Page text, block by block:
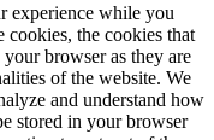
experience while you
cookies, the cookies that
your browser as they are
of the website. We
and understand how
stored in your browser